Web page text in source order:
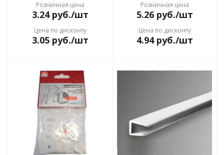
Розничная цена
3.24руб./шт
Цена по дисконту
3.05руб./шт
Розничная цена
5.26руб./шт
Цена по дисконту
4.94руб./шт